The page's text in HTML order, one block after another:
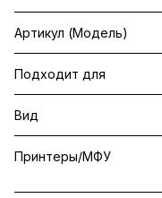
Артикул (Модель)
Подходит для
Вид
Принтеры/МФУ